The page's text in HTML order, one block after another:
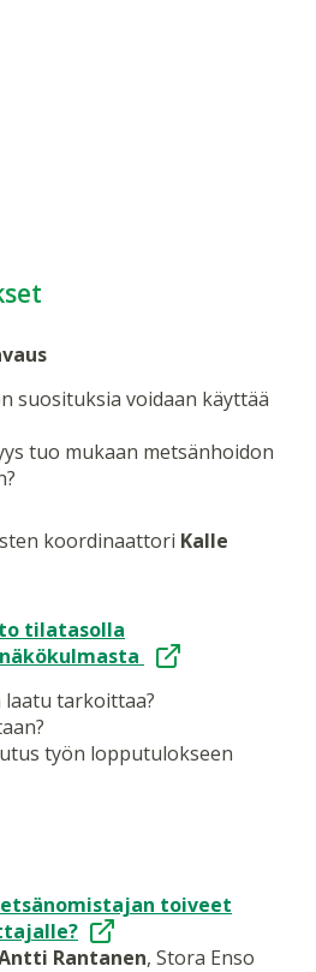
suosituksia voidaan käyttää
tuo mukaan metsänhoidon
koordinaattori Kalle
tilatasolla
tarkoittaa?
työn lopputulokseen
toiveet
Rantanen, Stora Enso